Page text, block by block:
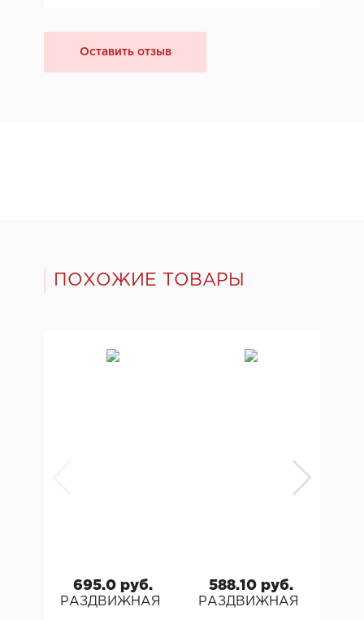
Оставить отзыв
ПОХОЖИЕ ТОВАРЫ
695.0 руб.
РАЗДВИЖНАЯ СИСТЕМА TERNO
588.10 руб.
РАЗДВИЖНАЯ СИСТЕМА